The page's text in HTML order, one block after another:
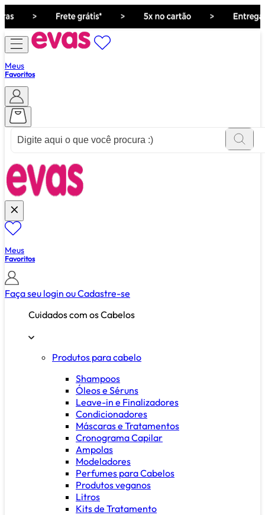
Meus
Favoritos
Meus
Favoritos
Faça seu login ouCadastre-se
Cuidados com os Cabelos
Produtos para cabelo
Shampoos
Óleos e Séruns
Leave-in e Finalizadores
Condicionadores
Máscaras e Tratamentos
Cronograma Capilar
Ampolas
Modeladores
Perfumes para Cabelos
Produtos veganos
Litros
Kits de Tratamento